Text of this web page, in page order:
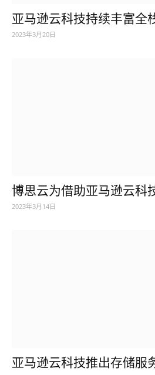
亚马逊云科技持续丰富全
2023年3月20日
博思云为借助亚马逊云科
2023年3月14日
亚马逊云科技推出存储服